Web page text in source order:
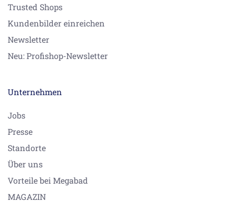
Trusted Shops
Kundenbilder einreichen
Newsletter
Neu: Profishop-Newsletter
Unternehmen
Jobs
Presse
Standorte
Über uns
Vorteile bei Megabad
MAGAZIN